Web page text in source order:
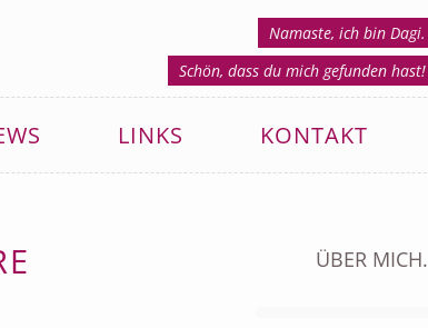
Namaste, ich bin Dagi.
Schön, dass du mich gefunden hast!
LINKS KONTAKT
ÜBER MICH.